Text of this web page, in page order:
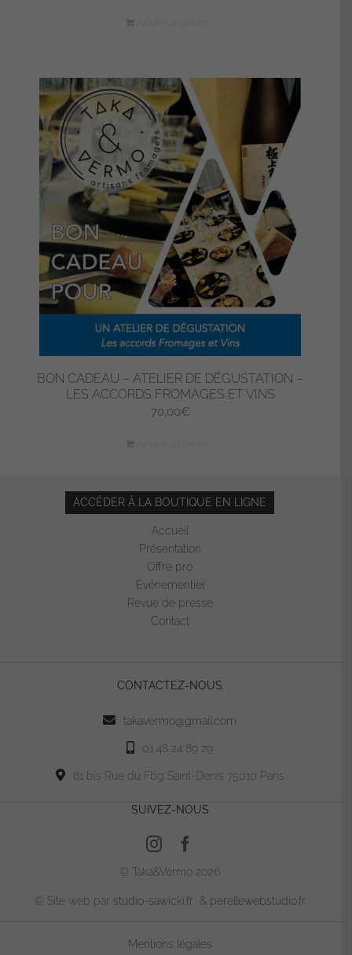
BON CADEAU – ATELIER DE DÉGUSTATION –
LES ACCORDS FROMAGES ET VINS
70,00€
ACCÉDER À LA BOUTIQUE EN LIGNE
Accueil
Présentation
Offre pro
Evénementiel
Revue de presse
Contact
CONTACTEZ-NOUS
takavermo@gmail.com
01 48 24 89 29
61 bis Rue du Fbg Saint-Denis 75010 Paris
SUIVEZ-NOUS
© Taka&Vermo 2026
© Site web par studio-sawicki.fr & perellewebstudio.fr
Mentions légales